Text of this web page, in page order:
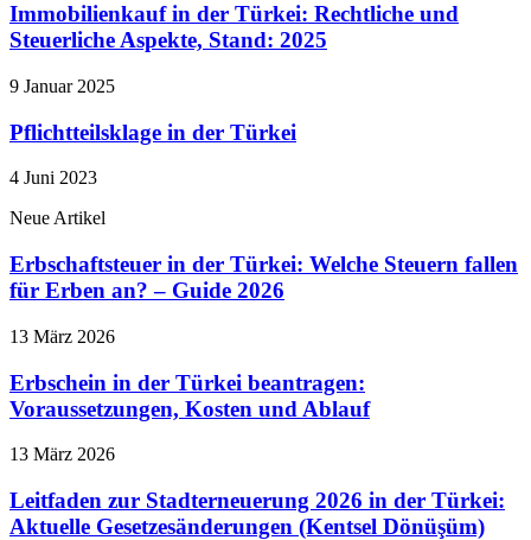
Immobilienkauf in der Türkei: Rechtliche und
Steuerliche Aspekte, Stand: 2025
9 Januar 2025
Pflichtteilsklage in der Türkei
4 Juni 2023
Neue Artikel
Erbschaftsteuer in der Türkei: Welche Steuern fallen
für Erben an? – Guide 2026
13 März 2026
Erbschein in der Türkei beantragen:
Voraussetzungen, Kosten und Ablauf
13 März 2026
Leitfaden zur Stadterneuerung 2026 in der Türkei:
Aktuelle Gesetzesänderungen (Kentsel Dönüşüm)